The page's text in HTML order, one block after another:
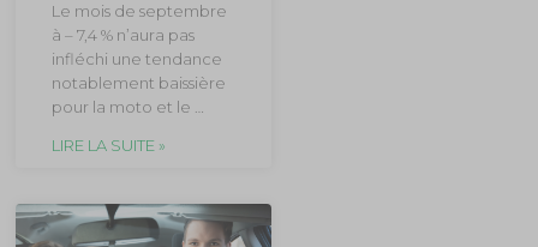
Le mois de septembre
à – 7,4 % n’aura pas
infléchi une tendance
notablement baissière
pour la moto et le …
LIRE LA SUITE »